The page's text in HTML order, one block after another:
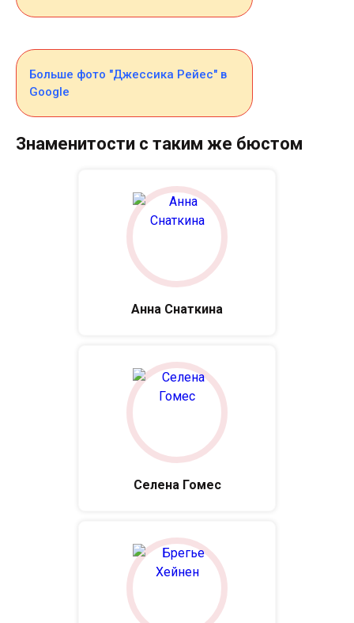
Больше фото "Джессика Рейес" в
Google
Знаменитости с таким же бюстом
Анна Снаткина
Селена Гомес